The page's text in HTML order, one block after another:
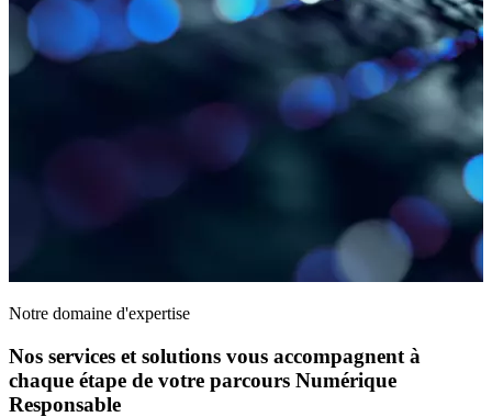
Notre domaine d'expertise
Nos services et solutions vous accompagnent à
chaque étape de votre parcours Numérique
Responsable